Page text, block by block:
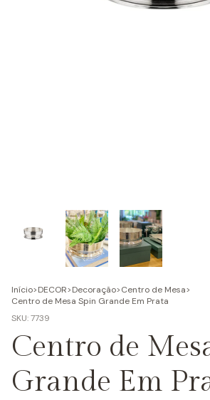
Início>DECOR>Decoração>Centro de Mesa>
Centro de Mesa Spin Grande Em Prata
SKU:7739
Centro de
Grande Em